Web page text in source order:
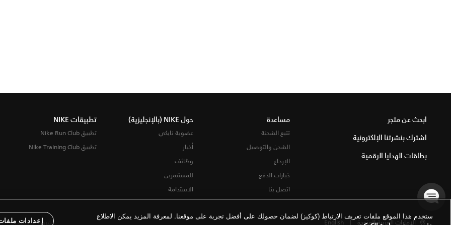
ابحث عن متجر
اشترك بنشرتنا الإلكترونية
بطاقات الهدايا الرقمية
مساعدة
تتبع الشحنة
الشحن والتوصيل
الإرجاع
خيارات الدفع
اتصل بنا
حول NIKE (بالإنجليزية)
عضوية نايكي
أخبار
وظائف
للمستثمرين
الاستدامة
تطبيقات NIKE
تطبيق Nike Run Club
تطبيق Nike Training Club
الإمارات العربية المتحدة |
English شروط الاستخدام
ستخدم هذا الموقع ملفات تعريف الارتباط (كوكيز) لضمان حصولك على أفضل تجربة على موقعنا. لمعرفة المزيد يمكن الاطلاع
إعدادات